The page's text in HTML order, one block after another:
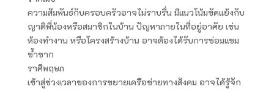
ความสัมพันธ์กับครอบครัวอาจไม่ราบรื่น มีแนวโน้มขัดแย้งกับ
ญาติพี่น้องหรือสมาชิกในบ้าน ปัญหาภายในที่อยู่อาศัย เช่น
ห้องทำงาน หรือโครงสร้างบ้าน อาจต้องได้รับการซ่อมแซม
ซ้ำซาก
ราศีพฤษภ
เข้าสู่ช่วงเวลาของการขยายเครือข่ายทางสังคม อาจได้รู้จัก